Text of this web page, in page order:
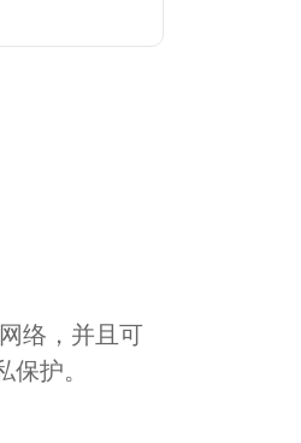
络，并且可
护。